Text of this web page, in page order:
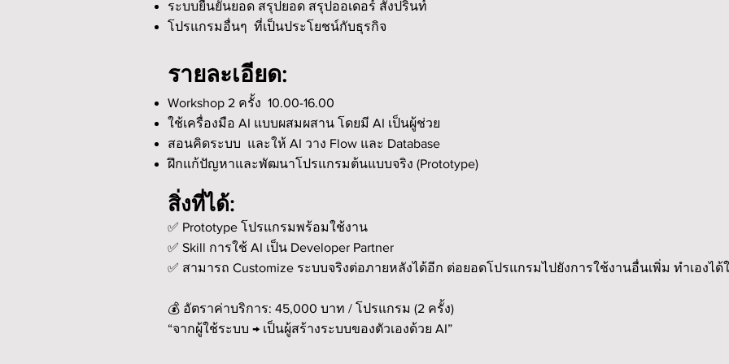
ระบบยืนยันยอด สรุปยอด สรุปออเดอร์ สั่งปริ้นท์
โปรแกรมอื่นๆ ที่เป็นประโยชน์กับธุรกิจ
รายละเอียด:
Workshop 2 ครั้ง 10.00-16.00
ใช้เครื่องมือ AI แบบผสมผสาน โดยมี AI เป็นผู้ช่วย
สอนคิดระบบ และให้ AI วาง Flow และ Database
ฝึกแก้ปัญหาและพัฒนาโปรแกรมต้นแบบจริง (Prototype)
สิ่งที่ได้:
✅ Prototype โปรแกรมพร้อมใช้งาน
✅ Skill การใช้ AI เป็น Developer Partner
✅ สามารถ Customize ระบบจริงต่อภายหลังได้อีก ต่อยอดโปรแกรมไปยังการใช้งานอื่นเพิ่ม ทำเองไ
💰 อัตราค่าบริการ: 45,000 บาท / โปรแกรม (2 ครั้ง)
“จากผู้ใช้ระบบ → เป็นผู้สร้างระบบของตัวเองด้วย AI”